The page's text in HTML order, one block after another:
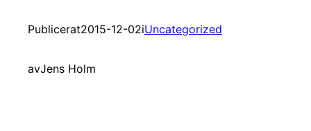
Publicerat2015-12-02iUncategorized
avJens Holm